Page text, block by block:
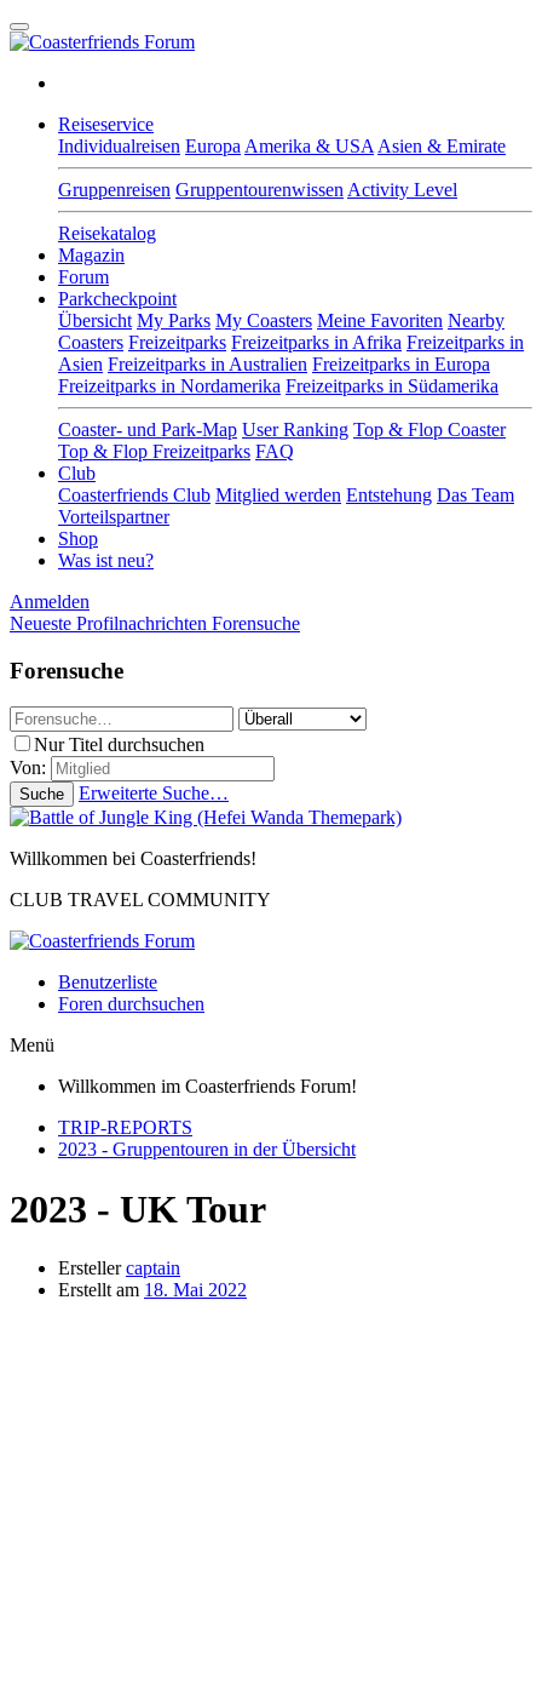
Reiseservice
Individualreisen Europa Amerika & USA Asien & Emirate
Gruppenreisen Gruppentourenwissen Activity Level
Reisekatalog
Magazin
Forum
Parkcheckpoint
Übersicht My Parks My Coasters Meine Favoriten Nearby
Coasters Freizeitparks Freizeitparks in Afrika Freizeitparks in
Asien Freizeitparks in Australien Freizeitparks in Europa
Freizeitparks in Nordamerika Freizeitparks in Südamerika
Coaster- und Park-Map User Ranking Top & Flop Coaster
Top & Flop Freizeitparks FAQ
Club
Coasterfriends Club Mitglied werden Entstehung Das Team
Vorteilspartner
Shop
Was ist neu?
Anmelden
Neueste Profilnachrichten Forensuche
Forensuche
Nur Titel durchsuchen
Von:
Suche Erweiterte Suche…
Willkommen bei Coasterfriends!
CLUB TRAVEL COMMUNITY
Benutzerliste
Foren durchsuchen
Menü
Willkommen im Coasterfriends Forum!
TRIP-REPORTS
2023 - Gruppentouren in der Übersicht
2023 - UK Tour
Ersteller captain
Erstellt am 18. Mai 2022